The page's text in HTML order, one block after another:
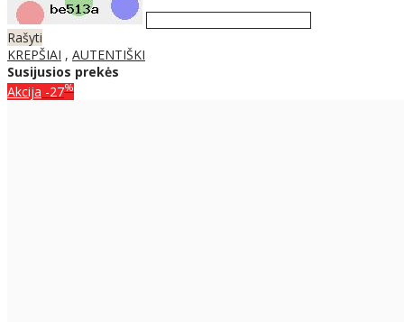
Rašyti
KREPŠIAI , AUTENTIŠKI
Susijusios prekės
Akcija -27%